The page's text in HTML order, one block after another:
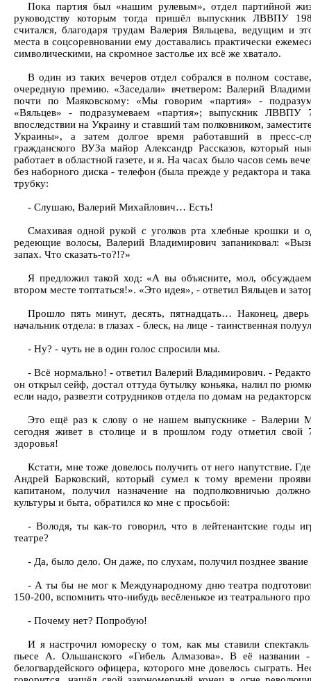
Пока партия был «нашим рулевым», отдел партийной
руководству которым тогда пришёл выпускник ЛВВПУ
считался, благодаря трудам Валерия Вяльцева, ведущим и
места в соцсоревновании ему доставались практически
символическими, на скромное застолье их всё же хватало.
В один из таких вечеров отдел собрался в полном
очередную премию. «Заседали» вчетвером: Валерий
почти по Маяковскому: «Мы говорим «партия» -
«Вяльцев» - подразумеваем «партия»; выпускник
впоследствии на Украину и ставший там полковником,
Украины», а затем долгое время работавший в пресс-
гражданского ВУЗа майор Александр Рассказов, который
работает в областной газете, и я. На часах было часов семь
без наборного диска - телефон (была прежде у редактора и
трубку:
- Слушаю, Валерий Михайлович… Есть!
Смахивая одной рукой с уголков рта хлебные крошки и
редеющие волосы, Валерий Владимирович запаниковал:
запах. Что сказать-то?!?»
Я предложил такой ход: «А вы объясните, мол,
втором месте топтаться!». «Это идея», - ответил Вяльцев и
Прошло пять минут, десять, пятнадцать… Наконец,
начальник отдела: в глазах - блеск, на лице - таинственная
- Ну? - чуть не в один голос спросили мы.
- Всё нормально! - ответил Валерий Владимирович. -
он открыл сейф, достал оттуда бутылку коньяка, налил по
если надо, развезти сотрудников отдела по домам на
Это ещё раз к слову о не нашем выпускнике - Валерии
сегодня живет в столице и в прошлом году отметил свой
здоровья!
Кстати, мне тоже довелось получить от него напутствие.
Андрей Барковский, который сумел к тому времени
капитаном, получил назначение на подполковничью
культуры и быта, обратился ко мне с просьбой:
- Володя, ты как-то говорил, что в лейтенантские годы
театре?
- Да, было дело. Он даже, по слухам, получил позднее
- А ты бы не мог к Международному дню театра
150-200, вспомнить что-нибудь весёленькое из театрального
- Почему нет? Попробую!
И я настрочил юмореску о том, как мы ставили
пьесе А. Ольшанского «Гибель Алмазова». В её названии
белогвардейского офицера, которого мне довелось сыграть.